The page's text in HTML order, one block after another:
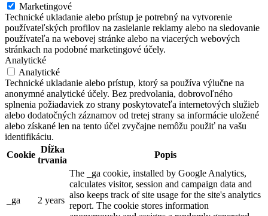
Marketingové
Technické ukladanie alebo prístup je potrebný na vytvorenie
používateľských profilov na zasielanie reklamy alebo na sledovanie
používateľa na webovej stránke alebo na viacerých webových
stránkach na podobné marketingové účely.
Analytické
Analytické
Technické ukladanie alebo prístup, ktorý sa používa výlučne na
anonymné analytické účely. Bez predvolania, dobrovoľného
splnenia požiadaviek zo strany poskytovateľa internetových služieb
alebo dodatočných záznamov od tretej strany sa informácie uložené
alebo získané len na tento účel zvyčajne nemôžu použiť na vašu
identifikáciu.
Cookie
Dĺžka
trvania
Popis
_ga 2 years
The _ga cookie, installed by Google Analytics,
calculates visitor, session and campaign data and
also keeps track of site usage for the site's analytics
report. The cookie stores information